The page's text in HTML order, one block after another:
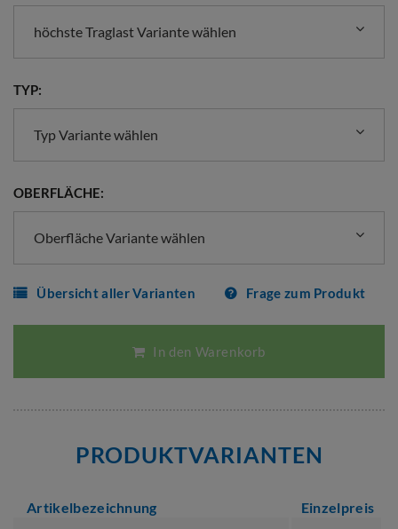
höchste Traglast Variante wählen
TYP:
Typ Variante wählen
OBERFLÄCHE:
Oberfläche Variante wählen
Übersicht aller Varianten Frage zum Produkt
In den Warenkorb
PRODUKTVARIANTEN
Artikelbezeichnung Einzelpreis